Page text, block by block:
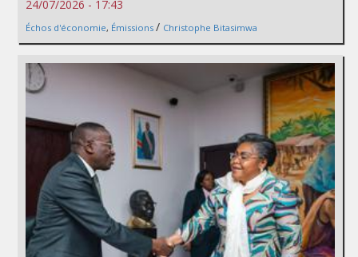
24/07/2026 - 17:43
Échos d'économie, Émissions / Christophe Bitasimwa